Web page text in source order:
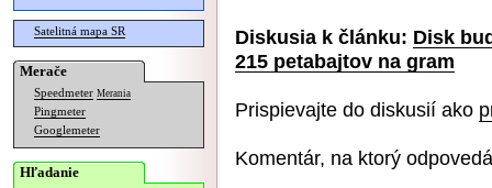
Satelitná mapa SR
Merače
Speedmeter Merania
Pingmeter
Googlemeter
Hľadanie
Diskusia k článku: Disk
215 petabajtov na gram
Prispievajte do diskusií ako
Komentár, na ktorý